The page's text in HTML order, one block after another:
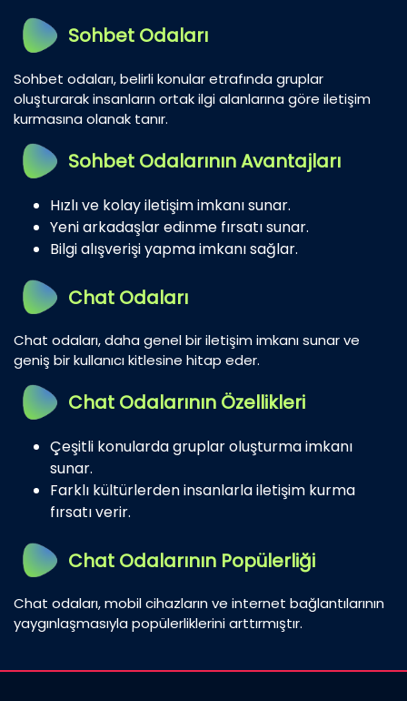
Sohbet Odaları
Sohbet odaları, belirli konular etrafında gruplar
oluşturarak insanların ortak ilgi alanlarına göre iletişim
kurmasına olanak tanır.
Sohbet Odalarının Avantajları
Hızlı ve kolay iletişim imkanı sunar.
Yeni arkadaşlar edinme fırsatı sunar.
Bilgi alışverişi yapma imkanı sağlar.
Chat Odaları
Chat odaları, daha genel bir iletişim imkanı sunar ve
geniş bir kullanıcı kitlesine hitap eder.
Chat Odalarının Özellikleri
Çeşitli konularda gruplar oluşturma imkanı
sunar.
Farklı kültürlerden insanlarla iletişim kurma
fırsatı verir.
Chat Odalarının Popülerliği
Chat odaları, mobil cihazların ve internet bağlantılarının
yaygınlaşmasıyla popülerliklerini arttırmıştır.